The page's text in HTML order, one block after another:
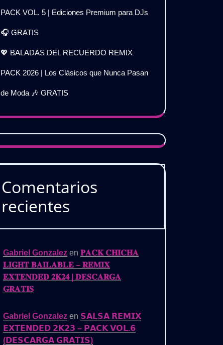
PACK VOL. 5 | Ediciones Premium para DJs
🎧 GRATIS
💖 BALADAS DEL RECUERDO REMIX
PACK 2026 | Los Clásicos que Nunca Pasan
de Moda 🎶 GRATIS
Comentarios
recientes
Gabriel Gonzalez en 𝐏𝐀𝐂𝐊 𝐂𝐇𝐈𝐂𝐇𝐀
𝐋𝐈𝐆𝐇𝐓 𝐁𝐀𝐈𝐋𝐀𝐁𝐋𝐄 – 𝐑𝐄𝐌𝐈𝐗
𝐄𝐗𝐓𝐄𝐍𝐃𝐄𝐃 𝟐𝐊𝟐𝟒 | 𝐃𝐄𝐒𝐂𝐀𝐑𝐆𝐀
𝐆𝐑𝐀𝐓𝐈𝐒
Gabriel Gonzalez en 𝗦𝗔𝗟𝗦𝗔 𝗥𝗘𝗠𝗜𝗫
𝗘𝗫𝗧𝗘𝗡𝗗𝗘𝗗 𝟮𝗞𝟮𝟯 – 𝗣𝗔𝗖𝗞 𝗩𝗢𝗟.𝟲
(𝗗𝗘𝗦𝗖𝗔𝗥𝗚𝗔 𝗚𝗥𝗔𝗧𝗜𝗦)